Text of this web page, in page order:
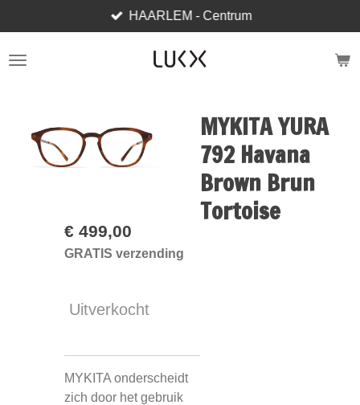
direct
naar
HAARLEM - Centrum
MYKITA YURA
792 Havana
Brown Brun
Tortoise
€ 499,00
GRATIS verzending
Uitverkocht
MYKITA onderscheidt
zich door het gebruik